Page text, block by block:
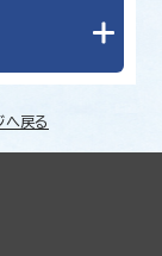
へ戻る